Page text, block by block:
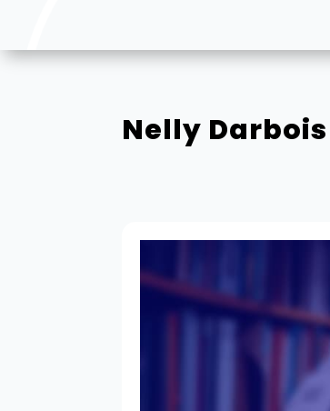
Nelly